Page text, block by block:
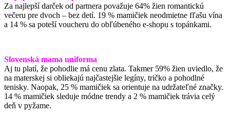
Za najlepší darček od partnera považuje 64% žien romantickú
večeru pre dvoch – bez detí. 19 % mamičiek neodmietne fľašu vína
a 14 % sa poteší voucheru do obľúbeného e-shopu s topánkami.
Slovenská mama uniforma
Aj tu platí, že pohodlie má cenu zlata. Takmer 59% žien uviedlo, že
na materskej si obliekajú najčastejšie legíny, tričko a pohodlné
tenisky. Naopak, 25 % mamičiek sa orientuje na udržateľné značky.
14 % mamičiek sleduje módne trendy a 2 % mamičiek trávia celý
deň v pyžame.